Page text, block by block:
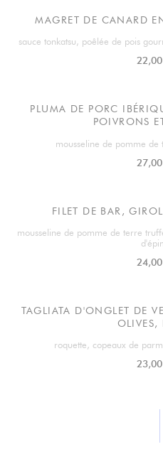
MAGRET DE CANARD
sauce tonkatsu, poêlée de pois
22,00
PLUMA DE PORC
POIVRONS
mousseline de pomme
27,00
FILET DE BAR,
mousseline de pomme de terre
24,00
TAGLIATA D'ONGLET DE
OLIVES,
roquette, copeaux de
23,00